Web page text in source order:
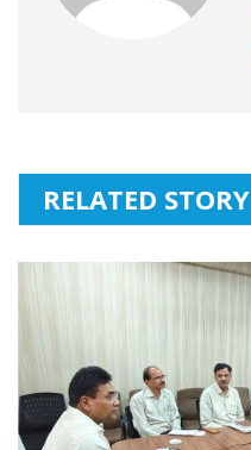
RELATED STORY